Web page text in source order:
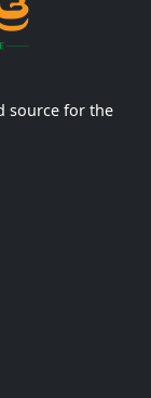
source for the